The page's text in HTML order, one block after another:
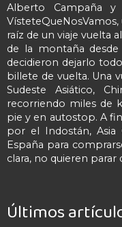
Alberto Campaña
raíz de un viaje vuelta
de la montaña
decidieron dejarlo
billete de vuelta. Una
Sudeste Asiático,
recorriendo miles de
pie y en autostop. A
por el Indostán, Asia
España para
clara, no quieren parar
Últimos